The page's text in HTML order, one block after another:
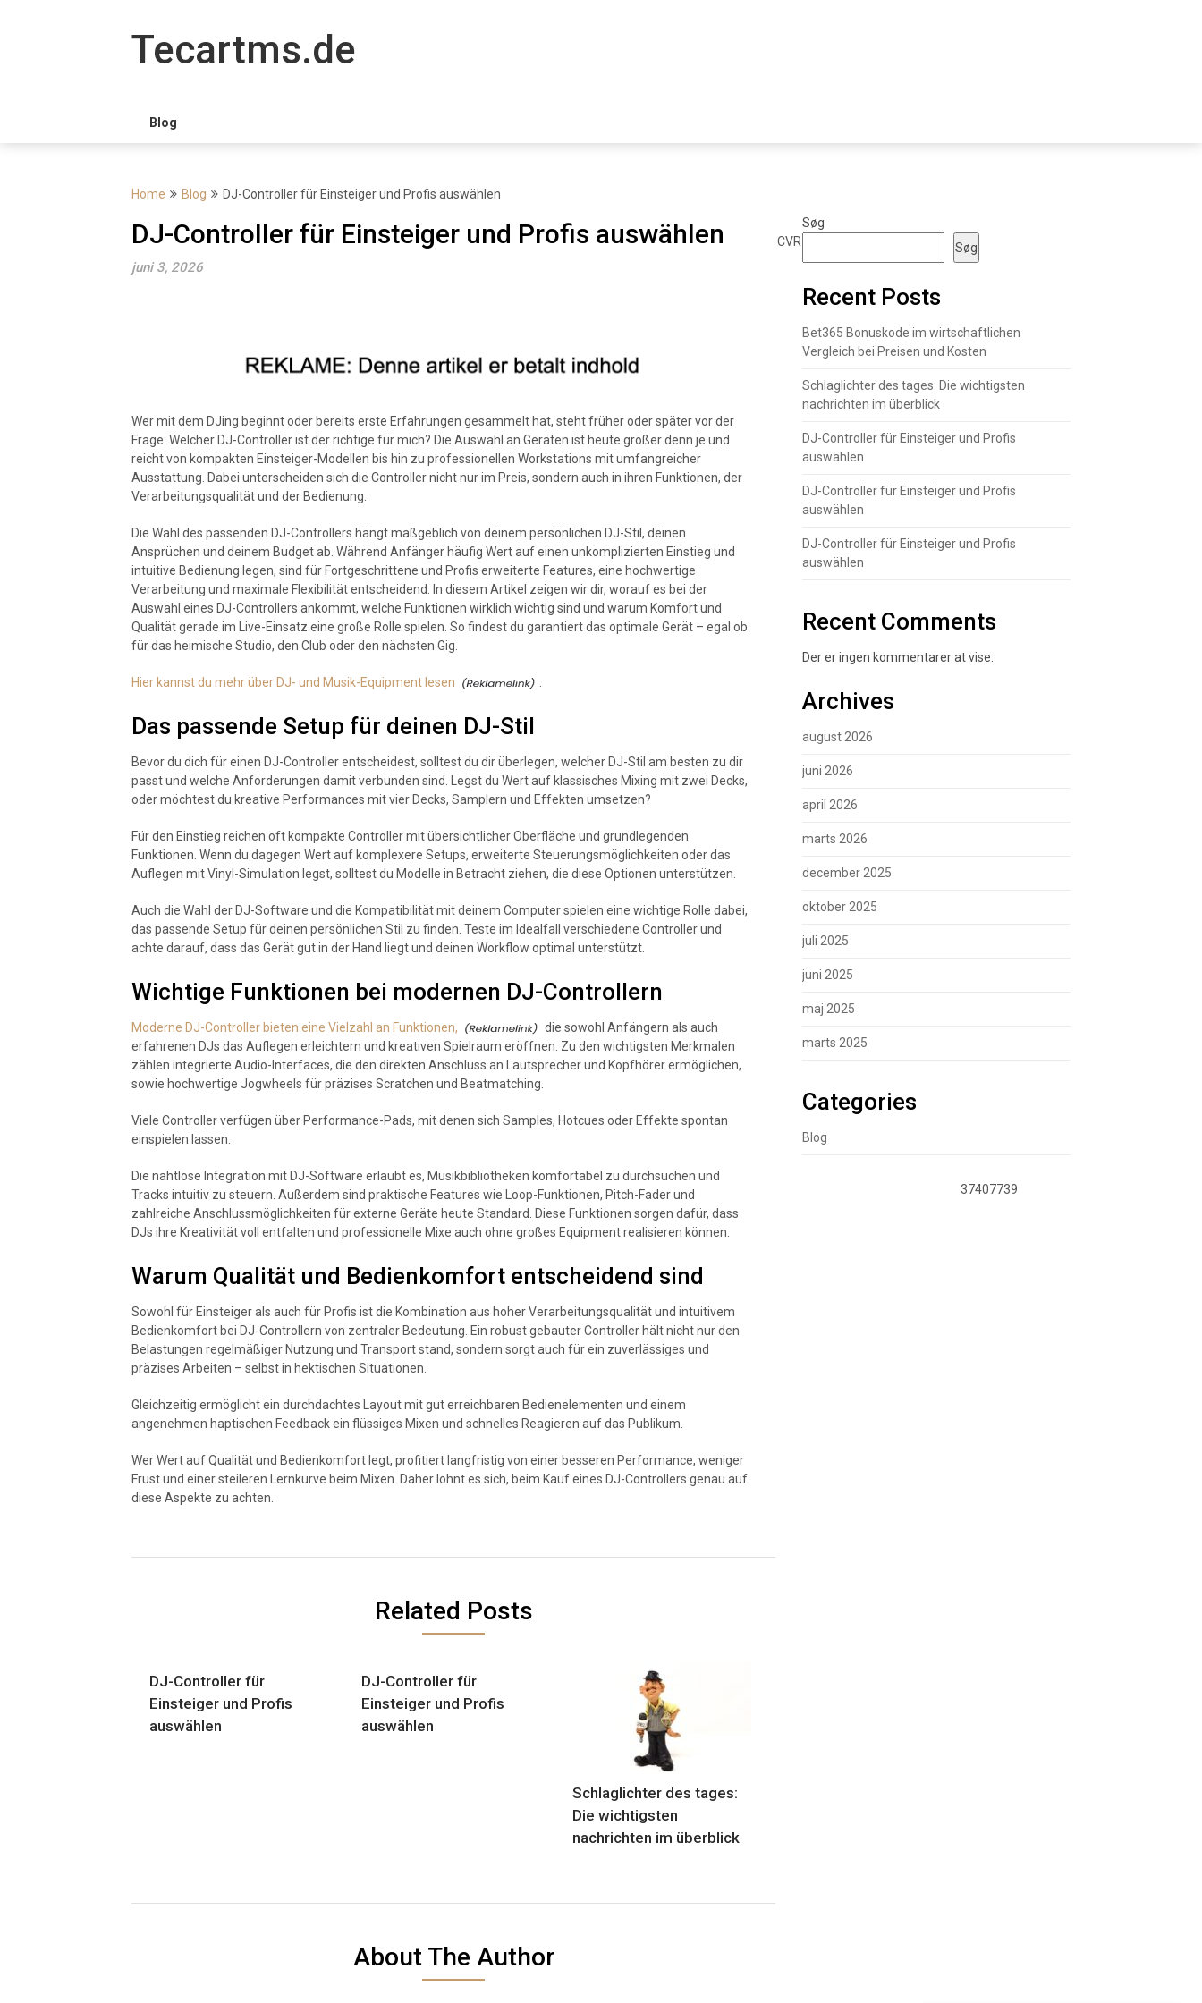
Tecartms.de
Blog
Home Blog DJ-Controller für Einsteiger und Profis auswählen
DJ-Controller für Einsteiger und Profis auswählen
juni 3, 2026
Wer mit dem DJing beginnt oder bereits erste Erfahrungen gesammelt hat, steht früher oder später vor der
Frage: Welcher DJ-Controller ist der richtige für mich? Die Auswahl an Geräten ist heute größer denn je und
reicht von kompakten Einsteiger-Modellen bis hin zu professionellen Workstations mit umfangreicher
Ausstattung. Dabei unterscheiden sich die Controller nicht nur im Preis, sondern auch in ihren Funktionen, der
Verarbeitungsqualität und der Bedienung.
Die Wahl des passenden DJ-Controllers hängt maßgeblich von deinem persönlichen DJ-Stil, deinen
Ansprüchen und deinem Budget ab. Während Anfänger häufig Wert auf einen unkomplizierten Einstieg und
intuitive Bedienung legen, sind für Fortgeschrittene und Profis erweiterte Features, eine hochwertige
Verarbeitung und maximale Flexibilität entscheidend. In diesem Artikel zeigen wir dir, worauf es bei der
Auswahl eines DJ-Controllers ankommt, welche Funktionen wirklich wichtig sind und warum Komfort und
Qualität gerade im Live-Einsatz eine große Rolle spielen. So findest du garantiert das optimale Gerät – egal ob
für das heimische Studio, den Club oder den nächsten Gig.
Hier kannst du mehr über DJ- und Musik-Equipment lesen
Das passende Setup für deinen DJ-Stil
Bevor du dich für einen DJ-Controller entscheidest, solltest du dir überlegen, welcher DJ-Stil am besten zu dir
passt und welche Anforderungen damit verbunden sind. Legst du Wert auf klassisches Mixing mit zwei Decks,
oder möchtest du kreative Performances mit vier Decks, Samplern und Effekten umsetzen?
Für den Einstieg reichen oft kompakte Controller mit übersichtlicher Oberfläche und grundlegenden
Funktionen. Wenn du dagegen Wert auf komplexere Setups, erweiterte Steuerungsmöglichkeiten oder das
Auflegen mit Vinyl-Simulation legst, solltest du Modelle in Betracht ziehen, die diese Optionen unterstützen.
Auch die Wahl der DJ-Software und die Kompatibilität mit deinem Computer spielen eine wichtige Rolle dabei,
das passende Setup für deinen persönlichen Stil zu finden. Teste im Idealfall verschiedene Controller und
achte darauf, dass das Gerät gut in der Hand liegt und deinen Workflow optimal unterstützt.
Wichtige Funktionen bei modernen DJ-Controllern
Moderne DJ-Controller bieten eine Vielzahl an Funktionen,
die sowohl Anfängern als auch
erfahrenen DJs das Auflegen erleichtern und kreativen Spielraum eröffnen. Zu den wichtigsten Merkmalen
zählen integrierte Audio-Interfaces, die den direkten Anschluss an Lautsprecher und Kopfhörer ermöglichen,
sowie hochwertige Jogwheels für präzises Scratchen und Beatmatching.
Viele Controller verfügen über Performance-Pads, mit denen sich Samples, Hotcues oder Effekte spontan
einspielen lassen.
Die nahtlose Integration mit DJ-Software erlaubt es, Musikbibliotheken komfortabel zu durchsuchen und
Tracks intuitiv zu steuern. Außerdem sind praktische Features wie Loop-Funktionen, Pitch-Fader und
zahlreiche Anschlussmöglichkeiten für externe Geräte heute Standard. Diese Funktionen sorgen dafür, dass
DJs ihre Kreativität voll entfalten und professionelle Mixe auch ohne großes Equipment realisieren können.
Warum Qualität und Bedienkomfort entscheidend sind
Sowohl für Einsteiger als auch für Profis ist die Kombination aus hoher Verarbeitungsqualität und intuitivem
Bedienkomfort bei DJ-Controllern von zentraler Bedeutung. Ein robust gebauter Controller hält nicht nur den
Belastungen regelmäßiger Nutzung und Transport stand, sondern sorgt auch für ein zuverlässiges und
präzises Arbeiten – selbst in hektischen Situationen.
Gleichzeitig ermöglicht ein durchdachtes Layout mit gut erreichbaren Bedienelementen und einem
angenehmen haptischen Feedback ein flüssiges Mixen und schnelles Reagieren auf das Publikum.
Wer Wert auf Qualität und Bedienkomfort legt, profitiert langfristig von einer besseren Performance, weniger
Frust und einer steileren Lernkurve beim Mixen. Daher lohnt es sich, beim Kauf eines DJ-Controllers genau auf
diese Aspekte zu achten.
Related Posts
DJ-Controller für
Einsteiger und Profis
auswählen
DJ-Controller für
Einsteiger und Profis
auswählen
Schlaglichter des tages:
Die wichtigsten
nachrichten im überblick
About The Author
Søg
Søg
Recent Posts
Bet365 Bonuskode im wirtschaftlichen
Vergleich bei Preisen und Kosten
Schlaglichter des tages: Die wichtigsten
nachrichten im überblick
DJ-Controller für Einsteiger und Profis
auswählen
DJ-Controller für Einsteiger und Profis
auswählen
DJ-Controller für Einsteiger und Profis
auswählen
Recent Comments
Der er ingen kommentarer at vise.
Archives
august 2026
juni 2026
april 2026
marts 2026
december 2025
oktober 2025
juli 2025
juni 2025
maj 2025
marts 2025
Categories
Blog
CVR
37407739